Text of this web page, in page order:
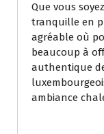
Que vous
tranquille en
agréable où
beaucoup à
authentique
ambiance